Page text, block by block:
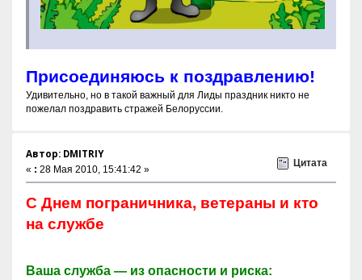
Присоединяюсь к поздравлению!
Удивительно, но в такой важный для Лиды праздник никто не
пожелал поздравить стражей Белоруссии.
Автор: DMITRIY
« : 28 Мая 2010, 15:41:42 »
Цитата
С Днем пограничника, ветераны и кто
на службе
Ваша служба — из опасности и риска: